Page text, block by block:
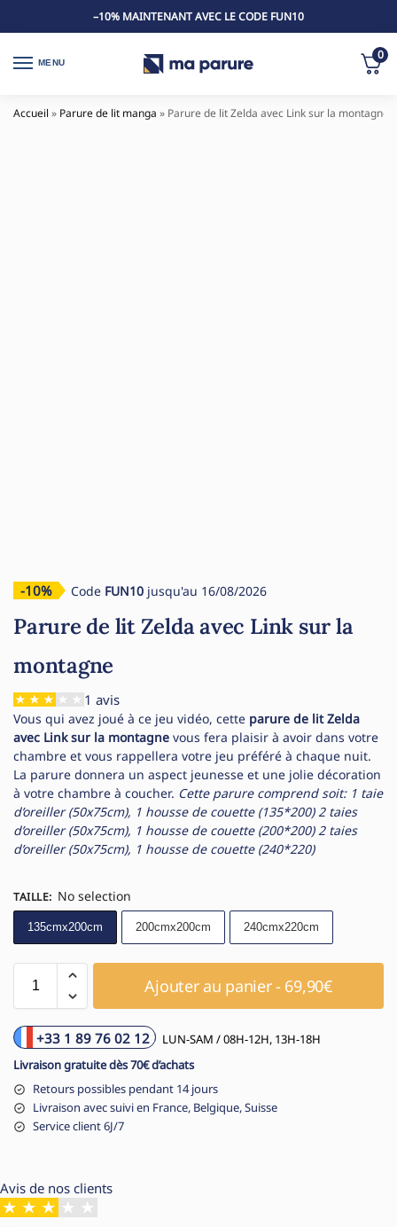
–10% MAINTENANT AVEC LE CODE FUN10
MENU
0
Accueil » Parure de lit manga » Parure de lit Zelda avec Link sur la montagne
-10% Code FUN10 jusqu'au 16/08/2026
Parure de lit Zelda avec Link sur la
montagne
1 avis
Vous qui avez joué à ce jeu vidéo, cette parure de lit Zelda
avec Link sur la montagne vous fera plaisir à avoir dans votre
chambre et vous rappellera votre jeu préféré à chaque nuit.
La parure donnera un aspect jeunesse et une jolie décoration
à votre chambre à coucher. Cette parure comprend soit: 1 taie
d’oreiller (50x75cm), 1 housse de couette (135*200) 2 taies
d’oreiller (50x75cm), 1 housse de couette (200*200) 2 taies
d’oreiller (50x75cm), 1 housse de couette (240*220)
TAILLE: No selection
135cmx200cm 200cmx200cm 240cmx220cm
Ajouter au panier - 69,90€
+33 1 89 76 02 12
LUN-SAM / 08H-12H, 13H-18H
Livraison gratuite dès 70€ d’achats
Retours possibles pendant 14 jours
Livraison avec suivi en France, Belgique, Suisse
Service client 6J/7
Avis de nos clients